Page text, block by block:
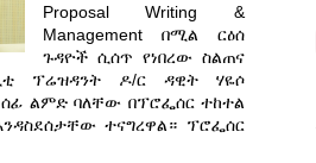
Proposal Writing &
Management በሚል ርዕሰ
ጉዳዮች ሲሰጥ የነበረው ስልጠና
ፕሬዝዳንት ዶ/ር ዳዊት ሃዬሶ
ሰፊ ልምድ ባለቸው በፕሮፌሰር ተከተል
ተናግረዋል። ፕሮፌሰር